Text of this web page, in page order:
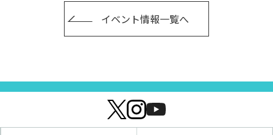
イベント情報一覧へ